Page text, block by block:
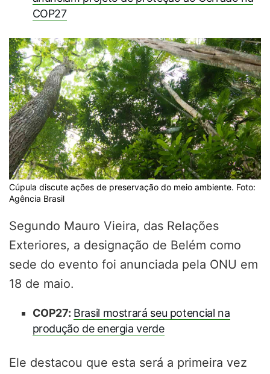
COP27
Cúpula discute ações de preservação do meio ambiente. Foto:
Agência Brasil
Segundo Mauro Vieira, das Relações
Exteriores, a designação de Belém como
sede do evento foi anunciada pela ONU em
18 de maio.
COP27: Brasil mostrará seu potencial na
produção de energia verde
Ele destacou que esta será a primeira vez